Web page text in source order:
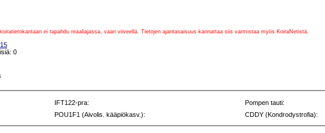
ei tapahdu reaaliajassa, vaan viiveellä. Tietojen ajantasaisuus kannattaa siis varmistaa myös KoiraNetistä.
0
IFT122-pra: Pompen tauti:
POU1F1 (Aivolis. kääpiökasv.): CDDY (Kondrodystrofia):